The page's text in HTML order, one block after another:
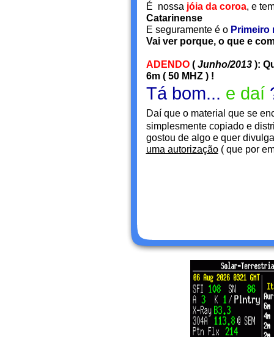
É nossa jóia da coroa, e
Catarinense
E seguramente é o Primeiro
Vai ver porque, o que e
ADENDO ( Junho/2013):
6m( 50 MHZ) !
Tá bom... e daí
Daí que o material que se
simplesmente copiado e
gostou de algo e quer
uma autorização( que por